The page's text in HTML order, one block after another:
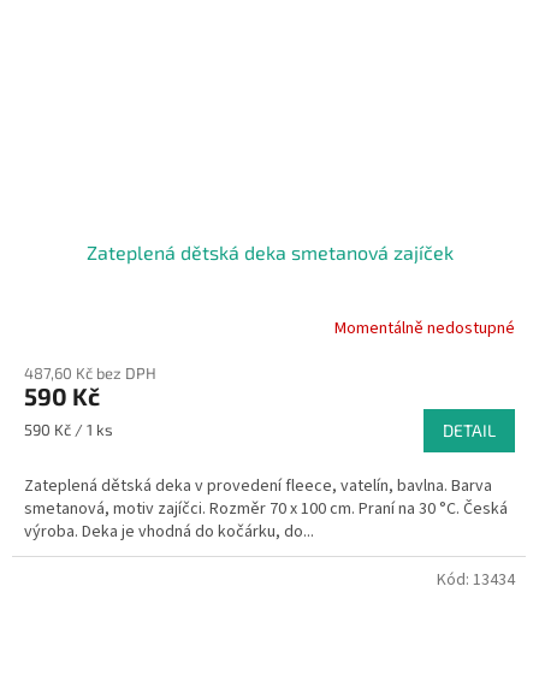
Zateplená dětská deka smetanová zajíček
produktu
je
5,0
hvězdiček.
Momentálně nedostupné
487,60 Kč bez DPH
590 Kč
Měrná
590 Kč / 1 ks DETAIL
Zateplená dětská deka v provedení fleece, vatelín, bavlna. Barva
smetanová, motiv zajíčci. Rozměr 70 x 100 cm. Praní na 30 °C. Česká
výroba. Deka je vhodná do kočárku, do...
Kód: 13434